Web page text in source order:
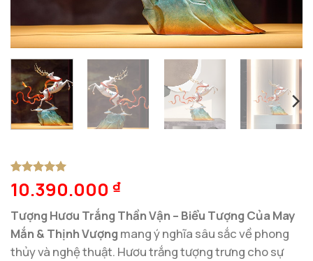
5trên 5
dựa trên
1
10.390.000 ₫
Tượng Hươu Trắng Thần Vận – Biểu Tượng Của May
Mắn & Thịnh Vượng mang ý nghĩa sâu sắc về phong
thủy và nghệ thuật. Hươu trắng tượng trưng cho sự